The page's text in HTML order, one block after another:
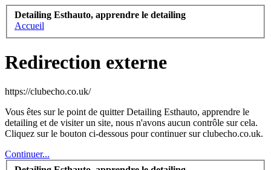
Detailing Esthauto, apprendre le detailing
Accueil
Redirection externe
https://clubecho.co.uk/
Vous êtes sur le point de quitter Detailing Esthauto, apprendre le
detailing et de visiter un site, nous n'avons aucun contrôle sur cela.
Cliquez sur le bouton ci-dessous pour continuer sur clubecho.co.uk.
Continuer...